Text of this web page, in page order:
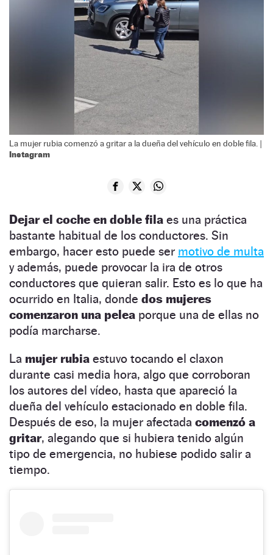
La mujer rubia comenzó a gritar a la dueña del vehículo en doble fila. |
Instagram
Dejar el coche en doble fila es una práctica
bastante habitual de los conductores. Sin
embargo, hacer esto puede ser motivo de multa
y además, puede provocar la ira de otros
conductores que quieran salir. Esto es lo que ha
ocurrido en Italia, donde dos mujeres
comenzaron una pelea porque una de ellas no
podía marcharse.
La mujer rubia estuvo tocando el claxon
durante casi media hora, algo que corroboran
los autores del vídeo, hasta que apareció la
dueña del vehículo estacionado en doble fila.
Después de eso, la mujer afectada comenzó a
gritar, alegando que si hubiera tenido algún
tipo de emergencia, no hubiese podido salir a
tiempo.